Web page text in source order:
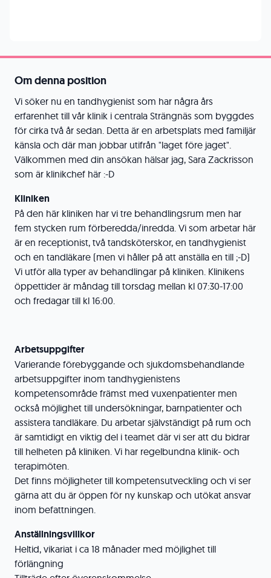
Om denna position
Vi söker nu en tandhygienist som har några års
erfarenhet till vår klinik i centrala Strängnäs som byggdes
för cirka två år sedan. Detta är en arbetsplats med familjär
känsla och där man jobbar utifrån "laget före jaget".
Välkommen med din ansökan hälsar jag, Sara Zackrisson
som är klinikchef här :-D
Kliniken
På den här kliniken har vi tre behandlingsrum men har
fem stycken rum förberedda/inredda. Vi som arbetar här
är en receptionist, två tandsköterskor, en tandhygienist
och en tandläkare (men vi håller på att anställa en till ;-D)
Vi utför alla typer av behandlingar på kliniken. Klinikens
öppettider är måndag till torsdag mellan kl 07:30-17:00
och fredagar till kl 16:00.
Arbetsuppgifter
Varierande förebyggande och sjukdomsbehandlande
arbetsuppgifter inom tandhygienistens
kompetensområde främst med vuxenpatienter men
också möjlighet till undersökningar, barnpatienter och
assistera tandläkare. Du arbetar självständigt på rum och
är samtidigt en viktig del i teamet där vi ser att du bidrar
till helheten på kliniken. Vi har regelbundna klinik- och
terapimöten.
Det finns möjligheter till kompetensutveckling och vi ser
gärna att du är öppen för ny kunskap och utökat ansvar
inom befattningen.
Anställningsvillkor
Heltid, vikariat i ca 18 månader med möjlighet till
förlängning